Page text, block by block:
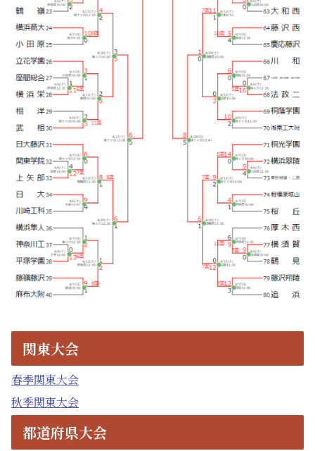
関東大会
春季関東大会
秋季関東大会
都道府県大会